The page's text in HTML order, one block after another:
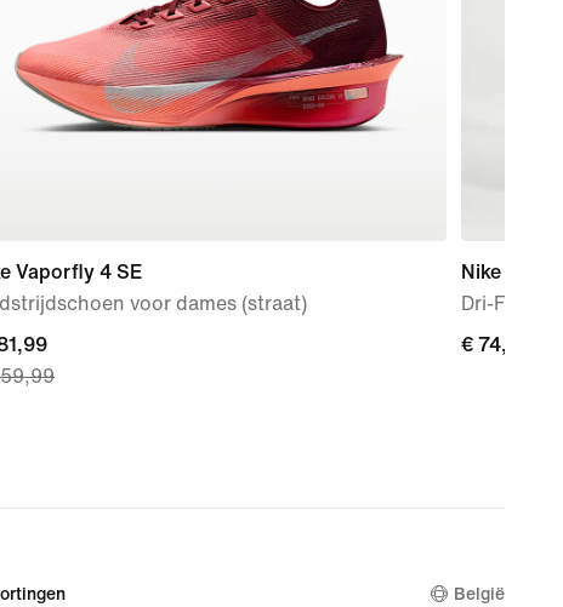
Vaporfly 4 SE
voor dames (straat)
Nike
Dri-FIT
€ 74,99
€ 74,99
België